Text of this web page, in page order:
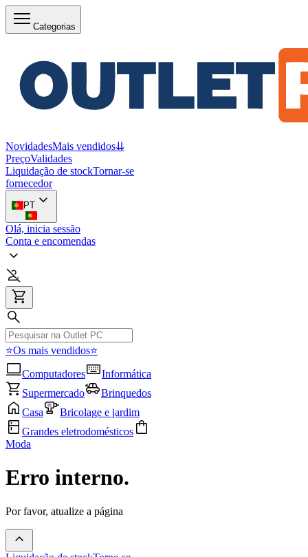
Categorias
NovidadesMais vendidos⇊
PreçoValidades
Liquidação de stockTornar-se
fornecedor
PT
Olá, inicia sessão
Conta e encomendas
⭐Os mais vendidos⭐
Computadores
Informática
Supermercado
Brinquedos
Casa
Bricolage e jardim
Grandes eletrodomésticos
Moda
Erro interno.
Por favor, atualize a página